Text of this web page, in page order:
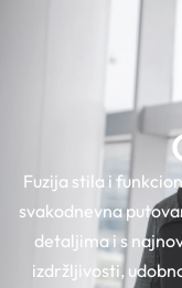
Fuzija stila i
svakodnevna
detaljima i s
izdržljivosti,